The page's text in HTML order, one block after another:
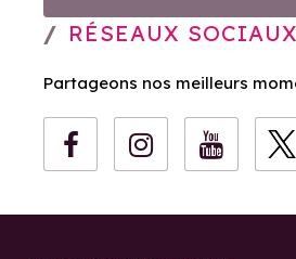
RÉSEAUX SOCIAUX
Partageons nos meilleurs